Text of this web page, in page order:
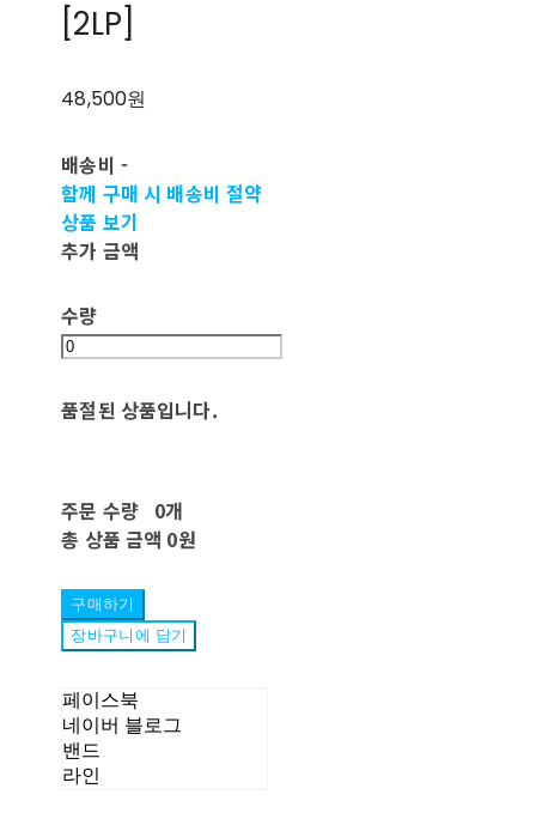
[2LP]
48,500원
배송비 -
함께 구매 시 배송비 절약
상품 보기
추가 금액
수량
품절된 상품입니다.
주문 수량 0개
총 상품 금액 0원
구매하기
장바구니에 담기
페이스북
네이버 블로그
밴드
라인